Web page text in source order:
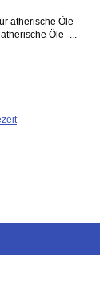
ätherische Öle
Öle -...